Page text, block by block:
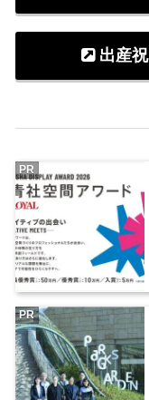
出産
PR
PR